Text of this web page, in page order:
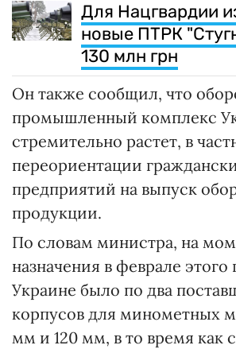
Для Нацгвардии
новые ПТРК
130 млн грн
Он также сообщил, что
промышленный комплекс
стремительно растет, в
переориентации
предприятий на выпуск
продукции.
По словам министра, на
назначения в феврале этого
Украине было по два
корпусов для минометных
мм и 120 мм, в то время как